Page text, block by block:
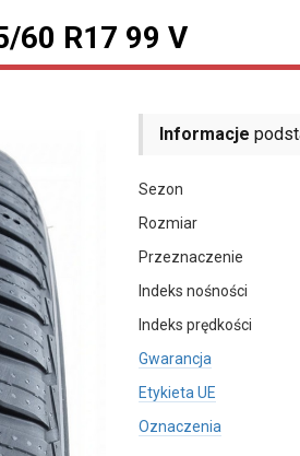
60 R17 99 V
Informacje
Sezon
Rozmiar
Przeznaczenie
Indeks nośności
Indeks prędkości
Gwarancja
Etykieta UE
Oznaczenia